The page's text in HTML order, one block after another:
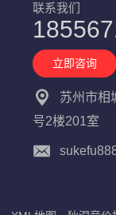
联系我们
立即咨询
苏州市相
号2楼201室